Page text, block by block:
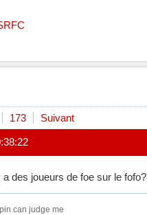
173 Suivant
des joueurs de foe sur le fofo?
can judge me